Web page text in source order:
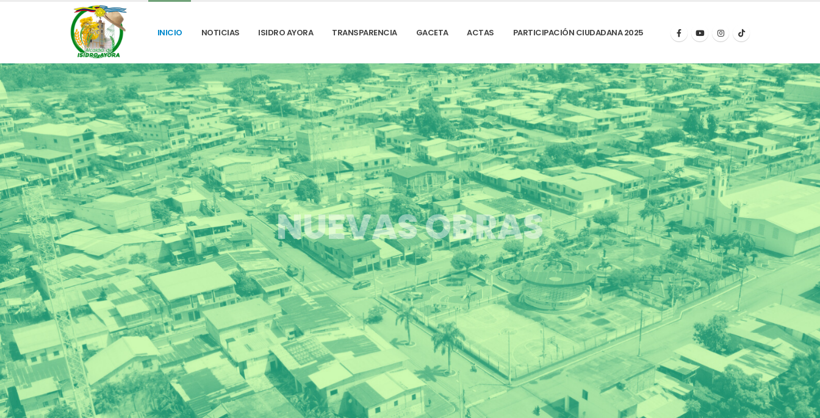
INICIO NOTICIAS ISIDRO AYORA TRANSPARENCIA GACETA ACTAS PARTICIPACIÓN CIUDADANA 2025
NUEVAS OBRAS
EntodoelCantón